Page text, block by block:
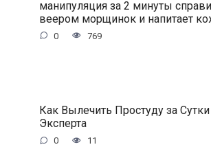
манипуляция за 2 минуты
веером морщинок и напитает
0 769
Как Вылечить Простуду за
Эксперта
0 11